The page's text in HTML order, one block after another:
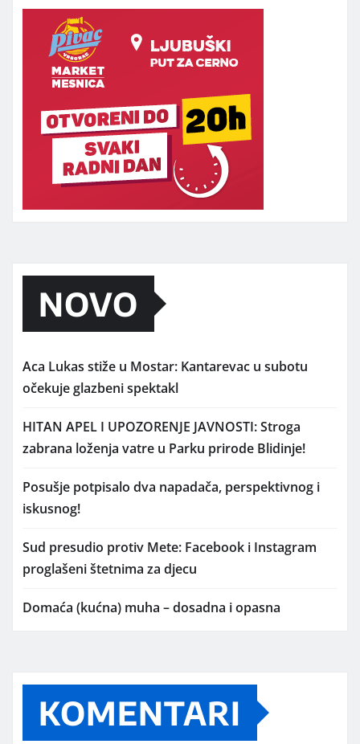
NOVO
Aca Lukas stiže u Mostar: Kantarevac u subotu
očekuje glazbeni spektakl
HITAN APEL I UPOZORENJE JAVNOSTI: Stroga
zabrana loženja vatre u Parku prirode Blidinje!
Posušje potpisalo dva napadača, perspektivnog i
iskusnog!
Sud presudio protiv Mete: Facebook i Instagram
proglašeni štetnima za djecu
Domaća (kućna) muha – dosadna i opasna
KOMENTARI